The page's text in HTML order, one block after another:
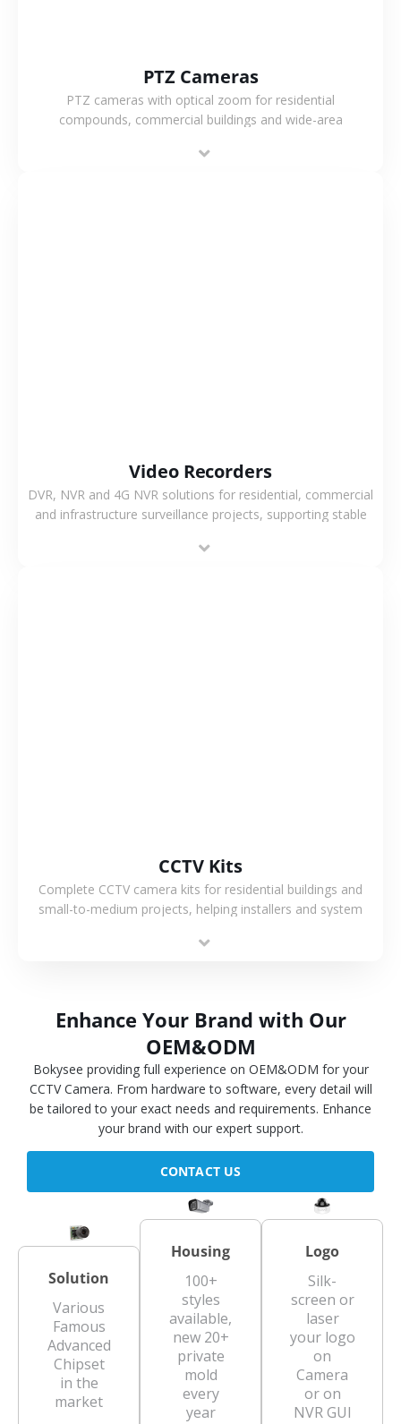
PTZ Cameras
PTZ cameras with optical zoom for residential
compounds, commercial buildings and wide-area
flexible coverage.
Video Recorders
DVR, NVR and 4G NVR solutions for residential, commercial
and infrastructure surveillance projects, supporting stable
CCTV Kits
Complete CCTV camera kits for residential buildings and
small-to-medium projects, helping installers and system
Enhance Your Brand with Our
OEM&ODM
Bokysee providing full experience on OEM&ODM for your
CCTV Camera. From hardware to software, every detail will
be tailored to your exact needs and requirements. Enhance
your brand with our expert support.
CONTACT US
Solution
Various
Famous
Advanced
Chipset
in the
market
Housing
100+
styles
available,
new 20+
private
mold
every
year
Logo
Silk-
screen or
laser
your logo
on
Camera
or on
NVR GUI